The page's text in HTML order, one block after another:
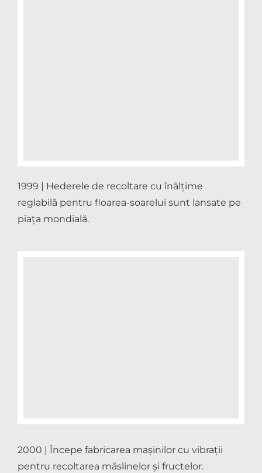
1999 | Hederele de recoltare cu înălțime
reglabilă pentru floarea-soarelui sunt lansate pe
piața mondială.
2000 | Începe fabricarea mașinilor cu vibrații
pentru recoltarea măslinelor și fructelor.